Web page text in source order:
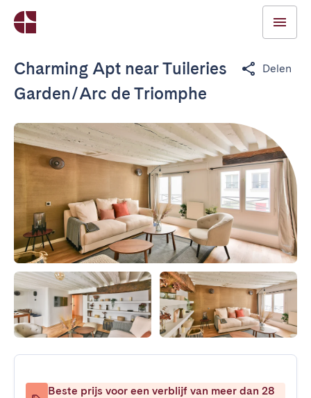
Charming Apt near Tuileries
Garden/Arc de Triomphe
Delen
Beste prijs voor een verblijf van meer dan 28